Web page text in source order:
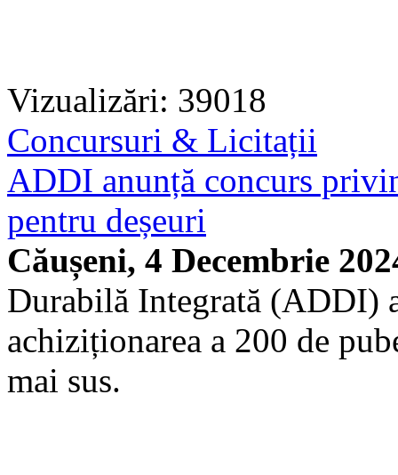
Vizualizări: 39018
Concursuri & Licitații
ADDI anunță concurs
pentru deșeuri
Căușeni, 4 Decembrie
Durabilă Integrată (ADDI)
achiziționarea a 200 de
mai sus.